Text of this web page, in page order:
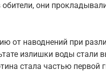
они
от наводнений при
излишки воды стали
стала частью первой